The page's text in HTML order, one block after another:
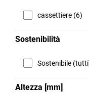
cassettiere (6)
Sostenibilità
Sostenibile
Altezza [mm]